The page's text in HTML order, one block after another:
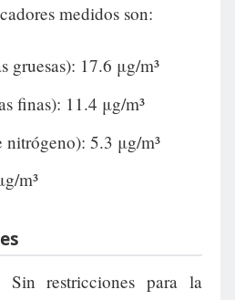
medidos son:
gruesas): 17.6 μg/m³
finas): 11.4 μg/m³
5.3 μg/m³
m³
Sin restricciones para la